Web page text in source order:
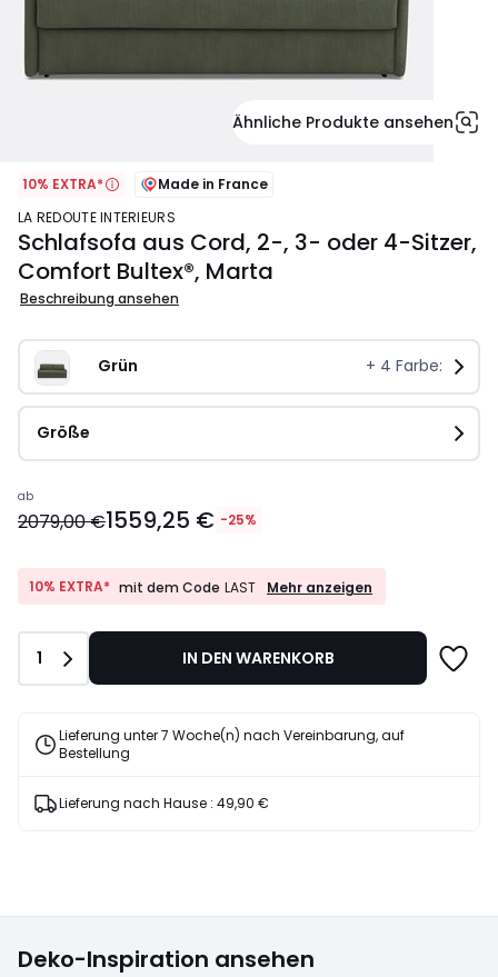
Ähnliche Produkte ansehen
10% EXTRA*
Made in France
LA REDOUTE INTERIEURS
Schlafsofa aus Cord, 2-, 3- oder 4-Sitzer,
Comfort Bultex®, Marta
Beschreibung ansehen
Grün + 4 Farbe:
Größe
Ab
1559,25
2079,00
25%
Rabatt
angewendet.
ab
2079,00 €1559,25 € -25%
10% EXTRA* mit dem Code LAST
10%
Code
LAST
Mehr anzeigen
Anzahl
1 IN DEN WARENKORB
Lieferung unter 7 Woche(n) nach Vereinbarung, auf
Bestellung
Lieferung nach Hause : 49,90 €
Deko-Inspiration ansehen